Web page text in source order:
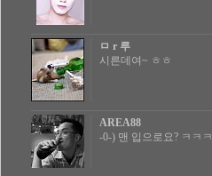
ㅁ r 루
시른데여~ ㅎㅎ
AREA88
-0-) 맨 입으로요? ㅋㅋㅋ